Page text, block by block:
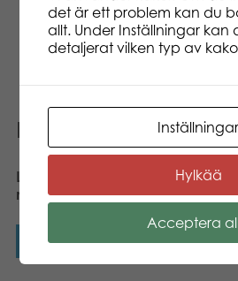
Varje berättelse i konceptet
en unik spelupplevelse.
skapad av kriminalförfattaren
Relaterade produkter
Larsen Maxi Djurarter i
norr 54 pcs pussel
Läs mer
det är ett problem kan du
allt. Under Inställningar kan
detaljerat vilken typ av
Inställningar
Hylkää
Acceptera